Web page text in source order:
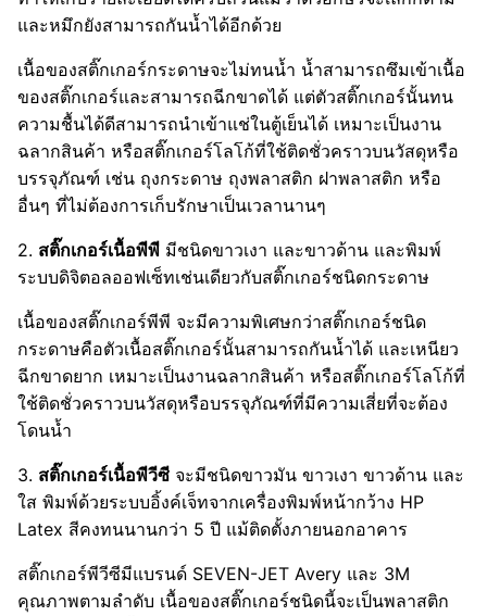
และหมึกยังสามารถกันน้ำได้อีกด้วย
เนื้อของสติ๊กเกอร์กระดาษจะไม่ทนน้ำ น้ำสามารถซึมเข้าเนื้อ
ของสติ๊กเกอร์และสามารถฉีกขาดได้ แต่ตัวสติ๊กเกอร์นั้นทน
ความชื้นได้ดีสามารถนำเข้าแช่ในตู้เย็นได้ เหมาะเป็นงาน
ฉลากสินค้า หรือสติ๊กเกอร์โลโก้ที่ใช้ติดชั่วคราวบนวัสดุหรือ
บรรจุภัณฑ์ เช่น ถุงกระดาษ ถุงพลาสติก ฝาพลาสติก หรือ
อื่นๆ ที่ไม่ต้องการเก็บรักษาเป็นเวลานานๆ
2. สติ๊กเกอร์เนื้อพีพี มีชนิดขาวเงา และขาวด้าน และพิมพ์
ระบบดิจิตอลออฟเซ็ทเช่นเดียวกับสติ๊กเกอร์ชนิดกระดาษ
เนื้อของสติ๊กเกอร์พีพี จะมีความพิเศษกว่าสติ๊กเกอร์ชนิด
กระดาษคือตัวเนื้อสติ๊กเกอร์นั้นสามารถกันน้ำได้ และเหนียว
ฉีกขาดยาก เหมาะเป็นงานฉลากสินค้า หรือสติ๊กเกอร์โลโก้ที่
ใช้ติดชั่วคราวบนวัสดุหรือบรรจุภัณฑ์ที่มีความเสี่ยที่จะต้อง
โดนน้ำ
3. สติ๊กเกอร์เนื้อพีวีซี จะมีชนิดขาวมัน ขาวเงา ขาวด้าน และ
ใส พิมพ์ด้วยระบบอิ้งค์เจ็ทจากเครื่องพิมพ์หน้ากว้าง HP
Latex สีคงทนนานกว่า 5 ปี แม้ติดตั้งภายนอกอาคาร
สติ๊กเกอร์พีวีซีมีแบรนด์ SEVEN-JET Avery และ 3M
คุณภาพตามลำดับ เนื้อของสติ๊กเกอร์ชนิดนี้จะเป็นพลาสติก